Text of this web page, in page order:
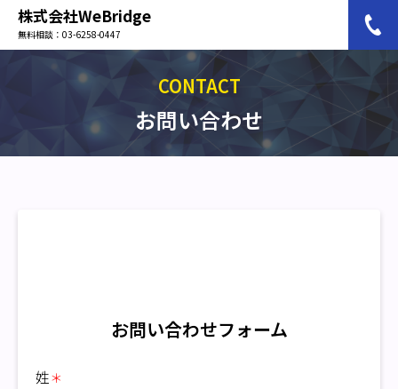
株式会社WeBridge
無料相談：03-6258-0447
CONTACT
お問い合わせ
お問い合わせフォーム
姓＊